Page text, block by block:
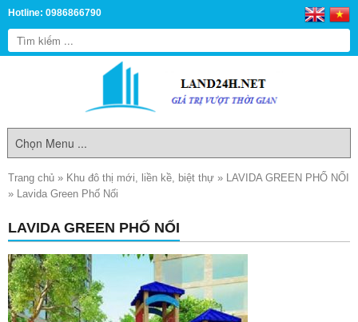
Hotline: 0986866790
Trang chủ » Khu đô thị mới, liền kề, biệt thự » LAVIDA GREEN PHỐ NỐI
» Lavida Green Phố Nối
LAVIDA GREEN PHỐ NỐI